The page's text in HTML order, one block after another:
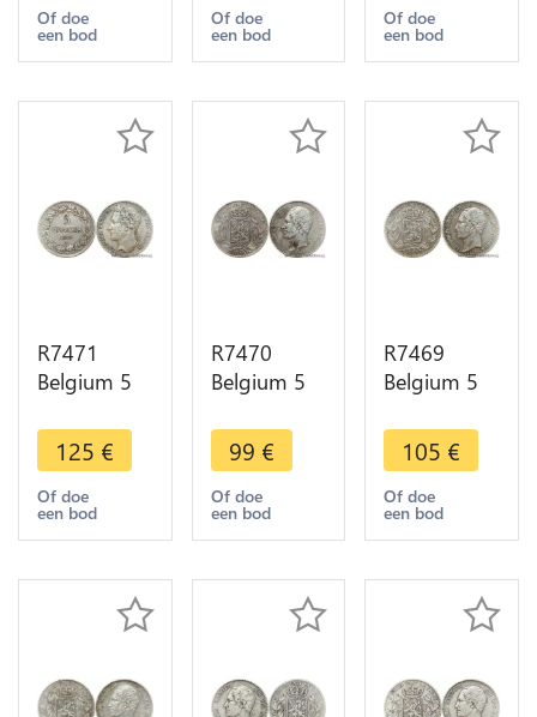
Argent
Silver ->
Of doe
een bod
Argent
Silver ->
Of doe
een bod
Minted
Argent
Make offer
Of doe
een bod
R7471
Belgium 5
Leopold I
1849
Raised
Letters
Silver ->
Make offer
125 €
Of doe
een bod
R7470
Belgium 5
Leopold I
1849
Argent
Silver ->
99 €
Of doe
een bod
R7469
Belgium 5
Leopold I
1853
Argent
Silver ->
105 €
Of doe
een bod